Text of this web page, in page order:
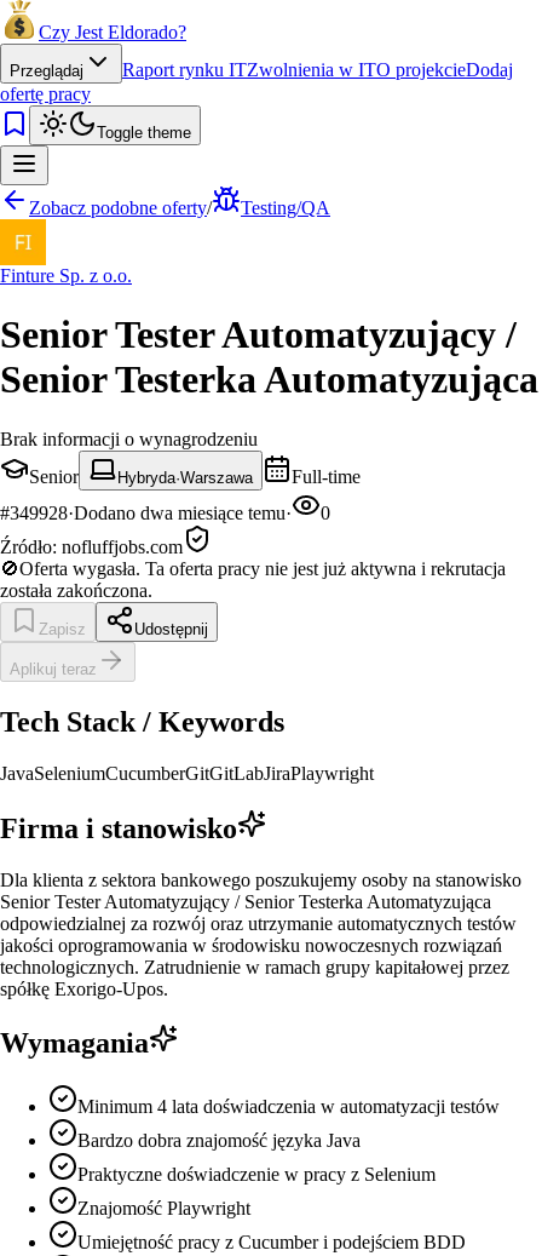
Czy Jest Eldorado?
Przeglądaj Raport rynku ITZwolnienia w ITO projekcieDodaj
ofertę pracy
Toggle theme
Zobacz podobne oferty/ Testing/QA
Finture Sp. z o.o.
Senior Tester Automatyzujący /
Senior Testerka Automatyzująca
Brak informacji o wynagrodzeniu
Senior
Hybryda·Warszawa
Full-time
#349928·Dodano dwa miesiące temu·
0
Źródło: nofluffjobs.com
🚫Oferta wygasła. Ta oferta pracy nie jest już aktywna i rekrutacja
została zakończona.
Zapisz Udostępnij
Aplikuj teraz
Tech Stack / Keywords
JavaSeleniumCucumberGitGitLabJiraPlaywright
Firma i stanowisko
Dla klienta z sektora bankowego poszukujemy osoby na stanowisko
Senior Tester Automatyzujący / Senior Testerka Automatyzująca
odpowiedzialnej za rozwój oraz utrzymanie automatycznych testów
jakości oprogramowania w środowisku nowoczesnych rozwiązań
technologicznych. Zatrudnienie w ramach grupy kapitałowej przez
spółkę Exorigo-Upos.
Wymagania
Minimum 4 lata doświadczenia w automatyzacji testów
Bardzo dobra znajomość języka Java
Praktyczne doświadczenie w pracy z Selenium
Znajomość Playwright
Umiejętność pracy z Cucumber i podejściem BDD